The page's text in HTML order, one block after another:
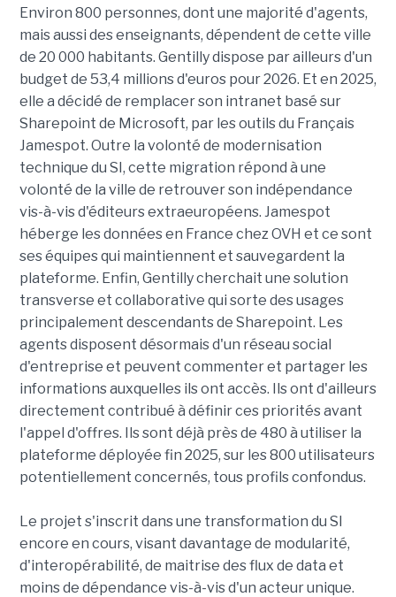
Environ 800 personnes, dont une majorité d'agents,
mais aussi des enseignants, dépendent de cette ville
de 20 000 habitants. Gentilly dispose par ailleurs d'un
budget de 53,4 millions d'euros pour 2026. Et en 2025,
elle a décidé de remplacer son intranet basé sur
Sharepoint de Microsoft, par les outils du Français
Jamespot. Outre la volonté de modernisation
technique du SI, cette migration répond à une
volonté de la ville de retrouver son indépendance
vis-à-vis d'éditeurs extraeuropéens. Jamespot
héberge les données en France chez OVH et ce sont
ses équipes qui maintiennent et sauvegardent la
plateforme. Enfin, Gentilly cherchait une solution
transverse et collaborative qui sorte des usages
principalement descendants de Sharepoint. Les
agents disposent désormais d'un réseau social
d'entreprise et peuvent commenter et partager les
informations auxquelles ils ont accès. Ils ont d'ailleurs
directement contribué à définir ces priorités avant
l'appel d'offres. Ils sont déjà près de 480 à utiliser la
plateforme déployée fin 2025, sur les 800 utilisateurs
potentiellement concernés, tous profils confondus.
Le projet s'inscrit dans une transformation du SI
encore en cours, visant davantage de modularité,
d'interopérabilité, de maitrise des flux de data et
moins de dépendance vis-à-vis d'un acteur unique.